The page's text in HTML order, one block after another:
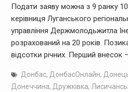
Подати заяву можна з 9 ранку
керівниця Луганського
управління Держмолодьжитла
розрахований на 20 років.
відсотки річних. Перший внесок
Донбас, ДонбасОнлайн,
Донеччина, Дружківка,